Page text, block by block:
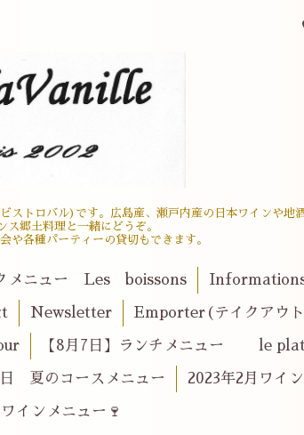
トロバル)です。広島産、瀬戸内産の日本ワインや地
ス郷土料理と一緒にどうぞ。
や各種パーティーの貸切もできます。
メニュー Les boissons
Newsletter Emporter(テイクアウ
【8月7日】ランチメニュー le
夏のコースメニュー 2023年2月ワイ
インメニュー🍷